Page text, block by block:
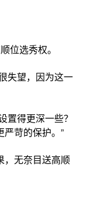
位选秀权。
失望，因为这一
置得更深一些？
苛的保护。”
，无奈目送高顺